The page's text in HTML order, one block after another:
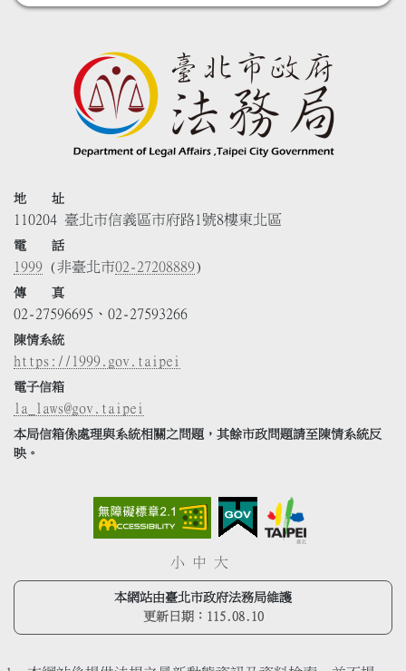
地 址
110204 臺北市信義區市府路1號8樓東北區
電 話
1999 (非臺北市02-27208889)
傳 真
02-27596695、02-27593266
陳情系統
https://1999.gov.taipei
電子信箱
la_laws@gov.taipei
本局信箱係處理與系統相關之問題，其餘市政問題請至陳情系統反
映。
小 中 大
本網站由臺北市政府法務局維護
更新日期： 115.08.10